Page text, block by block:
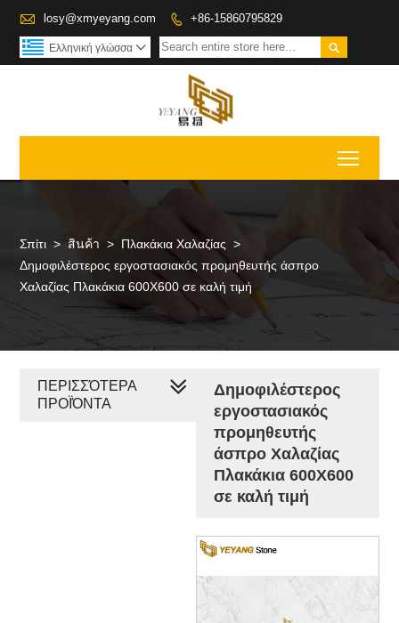
 losy@xmyeyang.com  +86-15860795829

Ελληνική γλώσσα 
Σπίτι > สินค้า > Πλακάκια Χαλαζίας >
Δημοφιλέστερος εργοστασιακός προμηθευτής άσπρο
Χαλαζίας Πλακάκια 600X600 σε καλή τιμή
Δημοφιλέστερος
εργοστασιακός
προμηθευτής
άσπρο Χαλαζίας
Πλακάκια 600X600
σε καλή τιμή
ΠΕΡΙΣΣΌΤΕΡΑ
ΠΡΟΪΌΝΤΑ